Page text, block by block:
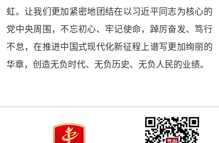
虹。让我们更加紧密地团结在以习近平同志为核心的
党中央周围，不忘初心、牢记使命，踔厉奋发、笃行
不怠，在推进中国式现代化新征程上谱写更加绚丽的
华章，创造无负时代、无负历史、无负人民的业绩。